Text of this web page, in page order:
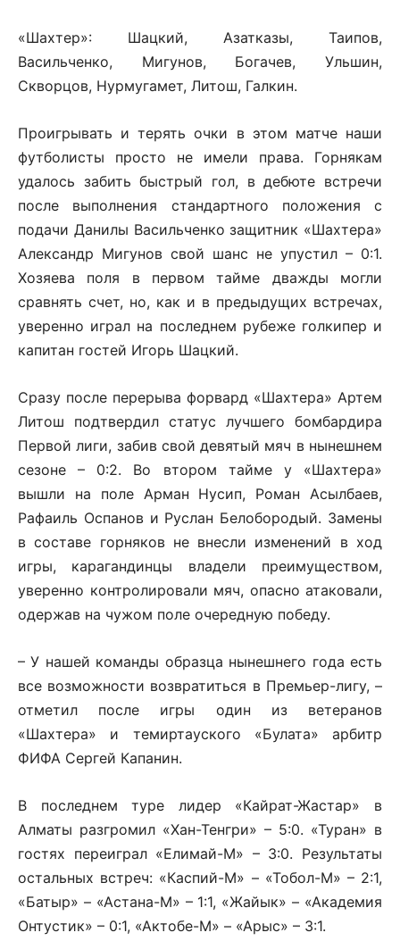
«Шахтер»: Шацкий, Азатказы, Таипов,
Васильченко, Мигунов, Богачев, Ульшин,
Скворцов, Нурмугамет, Литош, Галкин.
Проигрывать и терять очки в этом матче наши
футболисты просто не имели права. Горнякам
удалось забить быстрый гол, в дебюте встречи
после выполнения стандартного положения с
подачи Данилы Васильченко защитник «Шахтера»
Александр Мигунов свой шанс не упустил – 0:1.
Хозяева поля в первом тайме дважды могли
сравнять счет, но, как и в предыдущих встречах,
уверенно играл на последнем рубеже голкипер и
капитан гостей Игорь Шацкий.
Сразу после перерыва форвард «Шахтера» Артем
Литош подтвердил статус лучшего бомбардира
Первой лиги, забив свой девятый мяч в нынешнем
сезоне – 0:2. Во втором тайме у «Шахтера»
вышли на поле Арман Нусип, Роман Асылбаев,
Рафаиль Оспанов и Руслан Белобородый. Замены
в составе горняков не внесли изменений в ход
игры, карагандинцы владели преимуществом,
уверенно контролировали мяч, опасно атаковали,
одержав на чужом поле очередную победу.
– У нашей команды образца нынешнего года есть
все возможности возвратиться в Премьер-лигу, –
отметил после игры один из ветеранов
«Шахтера» и темиртауского «Булата» арбитр
ФИФА Сергей Капанин.
В последнем туре лидер «Кайрат-Жастар» в
Алматы разгромил «Хан-Тенгри» – 5:0. «Туран» в
гостях переиграл «Елимай-М» – 3:0. Результаты
остальных встреч: «Каспий-М» – «Тобол-М» – 2:1,
«Батыр» – «Астана-М» – 1:1, «Жайык» – «Академия
Онтустик» – 0:1, «Актобе-М» – «Арыс» – 3:1.